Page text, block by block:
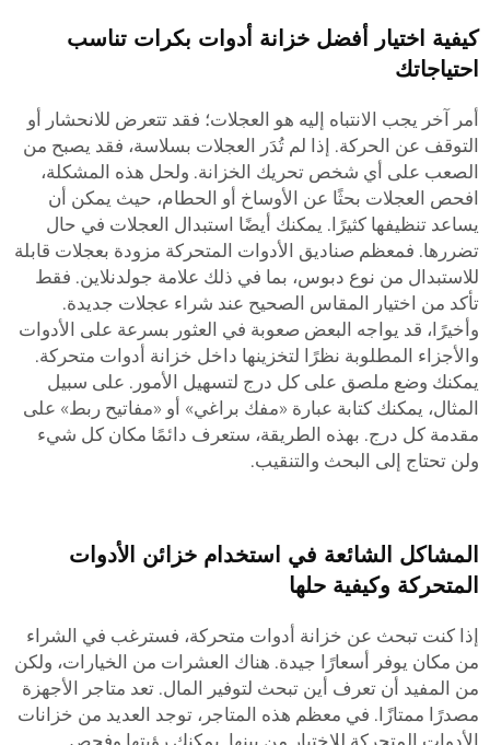
كيفية اختيار أفضل خزانة أدوات بكرات تناسب
احتياجاتك
أمر آخر يجب الانتباه إليه هو العجلات؛ فقد تتعرض للانحشار أو
التوقف عن الحركة. إذا لم تُدَر العجلات بسلاسة، فقد يصبح من
الصعب على أي شخص تحريك الخزانة. ولحل هذه المشكلة،
افحص العجلات بحثًا عن الأوساخ أو الحطام، حيث يمكن أن
يساعد تنظيفها كثيرًا. يمكنك أيضًا استبدال العجلات في حال
تضررها. فمعظم صناديق الأدوات المتحركة مزودة بعجلات قابلة
للاستبدال من نوع دبوس، بما في ذلك علامة جولدنلاين. فقط
تأكد من اختيار المقاس الصحيح عند شراء عجلات جديدة.
وأخيرًا، قد يواجه البعض صعوبة في العثور بسرعة على الأدوات
والأجزاء المطلوبة نظرًا لتخزينها داخل خزانة أدوات متحركة.
يمكنك وضع ملصق على كل درج لتسهيل الأمور. على سبيل
المثال، يمكنك كتابة عبارة «مفك براغي» أو «مفاتيح ربط» على
مقدمة كل درج. بهذه الطريقة، ستعرف دائمًا مكان كل شيء
ولن تحتاج إلى البحث والتنقيب.
المشاكل الشائعة في استخدام خزائن الأدوات
المتحركة وكيفية حلها
إذا كنت تبحث عن خزانة أدوات متحركة، فسترغب في الشراء
من مكان يوفر أسعارًا جيدة. هناك العشرات من الخيارات، ولكن
من المفيد أن تعرف أين تبحث لتوفير المال. تعد متاجر الأجهزة
مصدرًا ممتازًا. في معظم هذه المتاجر، توجد العديد من خزانات
الأدوات المتحركة للاختيار من بينها. يمكنك رؤيتها وفحص